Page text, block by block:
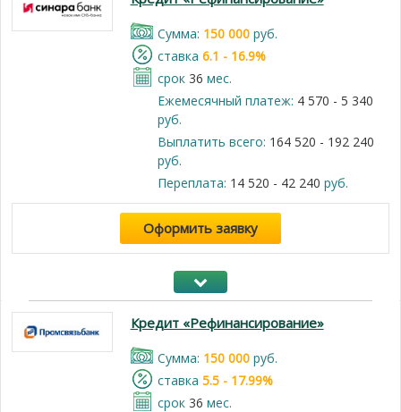
Cумма: 150 000руб.
cтавка 6.1 - 16.9%
срок 36 мес.
Ежемесячный платеж: 4 570 - 5 340
руб.
Выплатить всего: 164 520 - 192 240
руб.
Переплата: 14 520 - 42 240 руб.
Оформить заявку
Кредит «Рефинансирование»
Cумма: 150 000руб.
cтавка 5.5 - 17.99%
срок 36 мес.